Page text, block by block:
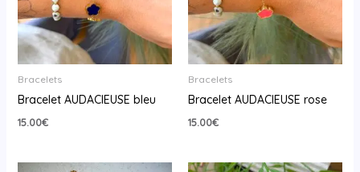
Bracelets
Bracelet AUDACIEUSE bleu
15.00€
Bracelets
Bracelet AUDACIEUSE rose
15.00€